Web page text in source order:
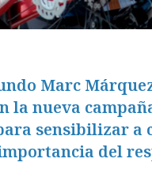
Marc
la nueva
sensibilizar a
del